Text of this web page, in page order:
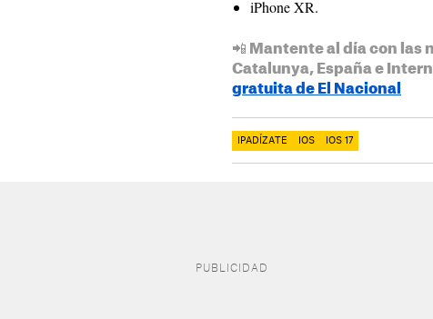
iPhone XR.
📲 Mantente al día con las
Catalunya, España e
gratuita de El Nacional
IPADÍZATE IOS IOS 17